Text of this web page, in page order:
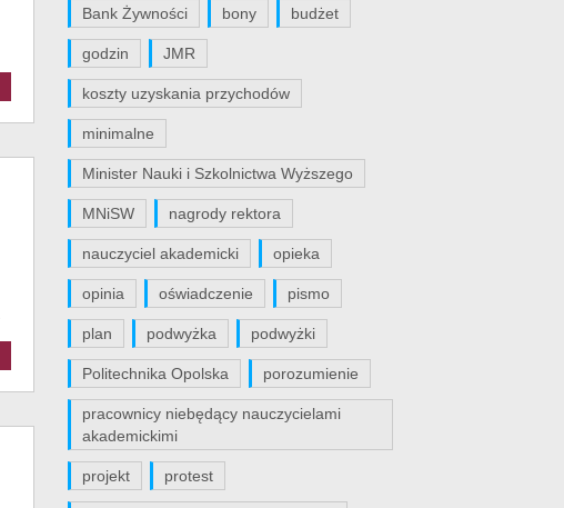
Bank Żywności bony budżet
godzin JMR
koszty uzyskania przychodów
minimalne
Minister Nauki i Szkolnictwa Wyższego
MNiSW nagrody rektora
nauczyciel akademicki opieka
opinia oświadczenie pismo
plan podwyżka podwyżki
Politechnika Opolska porozumienie
pracownicy niebędący nauczycielami
akademickimi
projekt protest